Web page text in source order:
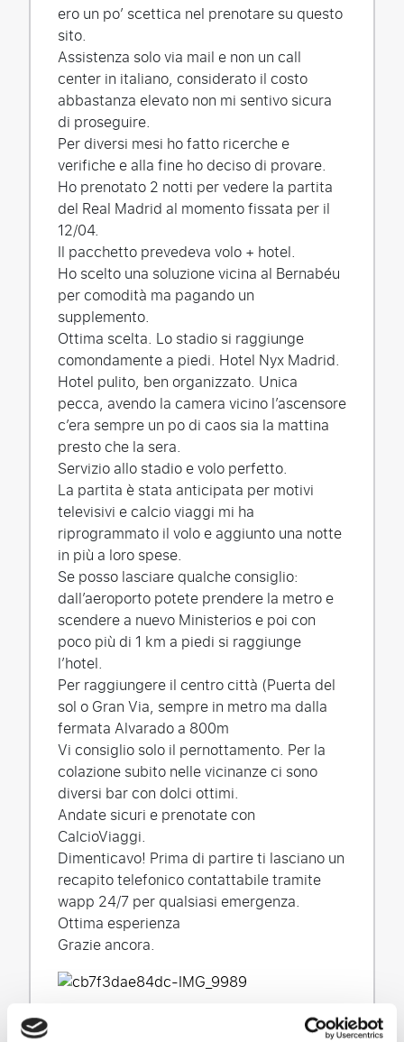
ero un po’ scettica nel prenotare su questo
sito.
Assistenza solo via mail e non un call
center in italiano, considerato il costo
abbastanza elevato non mi sentivo sicura
di proseguire.
Per diversi mesi ho fatto ricerche e
verifiche e alla fine ho deciso di provare.
Ho prenotato 2 notti per vedere la partita
del Real Madrid al momento fissata per il
12/04.
Il pacchetto prevedeva volo + hotel.
Ho scelto una soluzione vicina al Bernabéu
per comodità ma pagando un
supplemento.
Ottima scelta. Lo stadio si raggiunge
comondamente a piedi. Hotel Nyx Madrid.
Hotel pulito, ben organizzato. Unica
pecca, avendo la camera vicino l’ascensore
c’era sempre un po di caos sia la mattina
presto che la sera.
Servizio allo stadio e volo perfetto.
La partita è stata anticipata per motivi
televisivi e calcio viaggi mi ha
riprogrammato il volo e aggiunto una notte
in più a loro spese.
Se posso lasciare qualche consiglio:
dall’aeroporto potete prendere la metro e
scendere a nuevo Ministerios e poi con
poco più di 1 km a piedi si raggiunge
l’hotel.
Per raggiungere il centro città (Puerta del
sol o Gran Via, sempre in metro ma dalla
fermata Alvarado a 800m
Vi consiglio solo il pernottamento. Per la
colazione subito nelle vicinanze ci sono
diversi bar con dolci ottimi.
Andate sicuri e prenotate con
CalcioViaggi.
Dimenticavo! Prima di partire ti lasciano un
recapito telefonico contattabile tramite
wapp 24/7 per qualsiasi emergenza.
Ottima esperienza
Grazie ancora.